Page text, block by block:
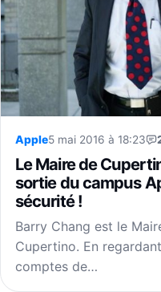
Apple5 mai 2016 à 18:23
Le Maire de
sortie du campus
sécurité !
Barry Chang est le
Cupertino. En
comptes de…